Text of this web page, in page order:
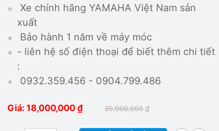
Xe chính hãng YAMAHA Việt Nam sản
xuất
Bảo hành 1 năm về máy móc
- liên hệ số điện thoại để biết thêm chi tiết
:
0932.359.456 - 0904.799.486
Giá: 18,000,000₫ 20,000,000 ₫